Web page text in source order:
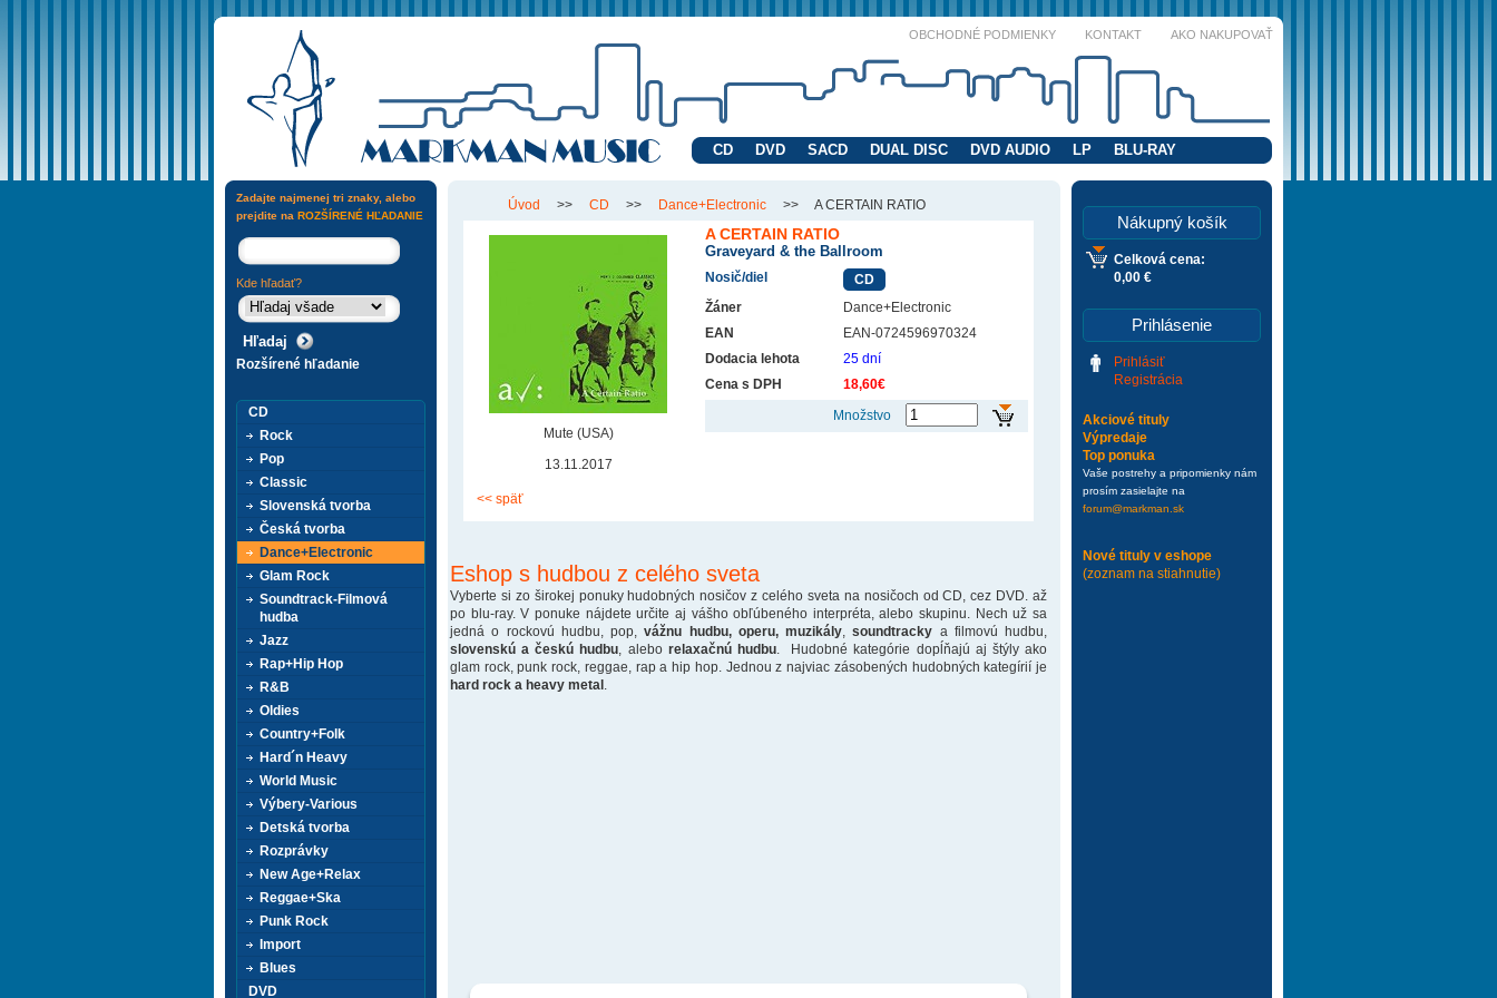
OBCHODNÉ PODMIENKY KONTAKT AKO NAKUPOVAŤ
CD DVD SACD DUAL DISC DVD AUDIO LP BLU-RAY
Úvod >> CD >> Dance+Electronic >> A CERTAIN RATIO
Mute (USA)
13.11.2017
A CERTAIN RATIO
Graveyard & the Ballroom
Nosič/diel
CD
Žáner
Dance+Electronic
EAN
EAN-0724596970324
Dodacia lehota
25 dní
Cena s DPH
18,60€
Množstvo
<< späť
Eshop s hudbou z celého sveta
Vyberte si zo širokej ponuky hudobných nosičov z celého sveta na nosičoch od CD, cez DVD. až
po blu-ray. V ponuke nájdete určite aj vášho obľúbeného interpréta, alebo skupinu. Nech už sa
jedná o rockovú hudbu, pop,vážnu hudbu, operu, muzikály ,soundtracky a filmovú hudbu,
slovenskú a českú hudbu , alebo relaxačnú hudbu. Hudobné kategórie dopĺňajú aj štýly ako
glam rock, punk rock, reggae, rap a hip hop. Jednou z najviac zásobených hudobných kategírií je
hard rock a heavy metal
Nákupný košík
Celková cena:
0,00 €
Prihlásenie
Prihlásiť
Registrácia
Akciové tituly
Výpredaje
Top ponuka
Vaše postrehy a pripomienky nám
prosím zasielajte na
forum@markman.sk
Nové tituly v eshope
(zoznam na stiahnutie)
Zadajte najmenej tri znaky, alebo
prejdite na ROZŠÍRENÉ HĽADANIE
Kde hľadať?
Rozšírené hľadanie
CD
Rock
Pop
Classic
Slovenská tvorba
Česká tvorba
Dance+Electronic
Glam Rock
Soundtrack-Filmová
hudba
Jazz
Rap+Hip Hop
R&B
Oldies
Country+Folk
Hard´n Heavy
World Music
Výbery-Various
Detská tvorba
Rozprávky
New Age+Relax
Reggae+Ska
Punk Rock
Import
Blues
DVD